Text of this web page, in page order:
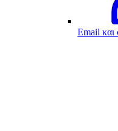
Email και